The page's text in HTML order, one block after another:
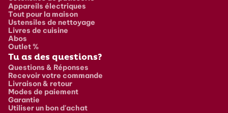
Appareils électriques
Tout pour la maison
Ustensiles de nettoyage
Livres de cuisine
Abos
Outlet %
Tu as des questions?
Questions & Réponses
Recevoir votre commande
Livraison & retour
Modes de paiement
Garantie
Utiliser un bon d'achat